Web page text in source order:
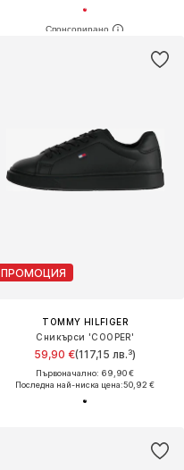
ПРОМОЦИЯ
TOMMY HILFIGER
Сникърси 'COOPER'
59,90 €(117,15 лв.³)
Първоначално: 69,90 €
Последна най-ниска цена:50,92 €